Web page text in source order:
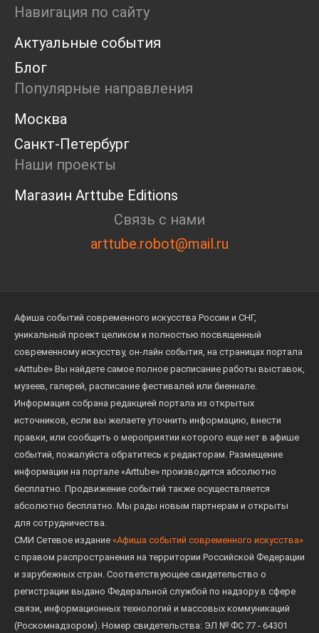
Ярмарка
Open call
Экскурсия
Дискуссия
Cosmoscow 2024
Blazar 2024
Встречи
Круглый стол
Навигация по сайту
Актуальные события
Блог
Популярные направления
Москва
Санкт-Петербург
Наши проекты
Магазин Arttube Editions
Связь с нами
arttube.robot@mail.ru
Афиша событий современного искусства России и СНГ,
уникальный проект целиком и полностью посвященный
современному искусству, он-лайн события, на страницах портала
«Arttube» Вы найдете самое полное расписание работы выставок,
музеев, галерей, расписание фестивалей или биеннале.
Информация собрана редакцией портала из открытых
источников, если вы желаете уточнить информацию, внести
правки, или сообщить о мероприятии которого еще нет в афише
событий, пожалуйста обратитесь к редакторам. Размещение
информации на портале «Arttube» производится абсолютно
бесплатно. Продвижение событий также осуществляется
абсолютно бесплатно. Мы рады новым партнерам и открыты
для сотрудничества.
СМИ Сетевое издание «Афиша событий современного искусства»
с правом распространения на территории Российской Федерации
и зарубежных стран. Соответствующее свидетельство о
регистрации выдано Федеральной службой по надзору в сфере
связи, информационных технологий и массовых коммуникаций
(Роскомнадзором). Номер свидетельства: ЭЛ № ФС 77 - 64301